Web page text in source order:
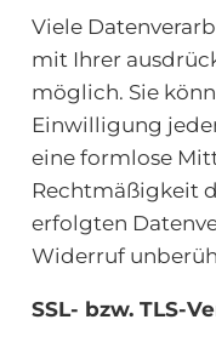
Viele
mit Ihrer
möglich. Sie
Einwilligung
eine formlose
Rechtmäßigkeit
erfolgten
Widerruf
SSL- bzw. TLS-